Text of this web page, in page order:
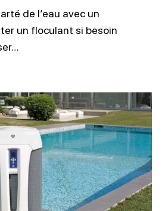
de l’eau avec un
un floculant si besoin